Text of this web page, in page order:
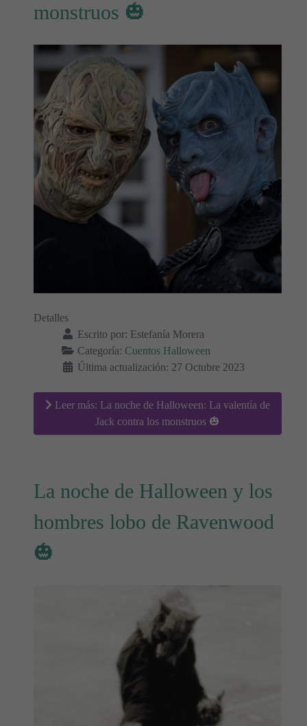
monstruos 🎃
Detalles
Escrito por: Estefanía Morera
Categoría: Cuentos Halloween
Última actualización: 27 Octubre 2023
Leer más: La noche de Halloween: La valentía de
Jack contra los monstruos 🎃
La noche de Halloween y los
hombres lobo de Ravenwood
🎃